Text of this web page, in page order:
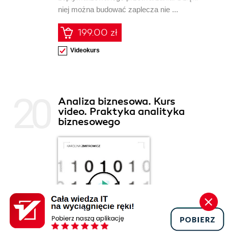
niej można budować zaplecza nie ...
199.00 zł
Videokurs
Analiza biznesowa. Kurs
video. Praktyka analityka
biznesowego